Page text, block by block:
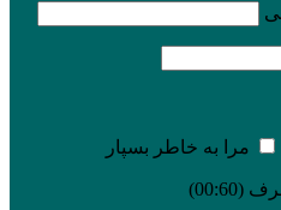
مرا به خاطر بسپار
(00:
60
)